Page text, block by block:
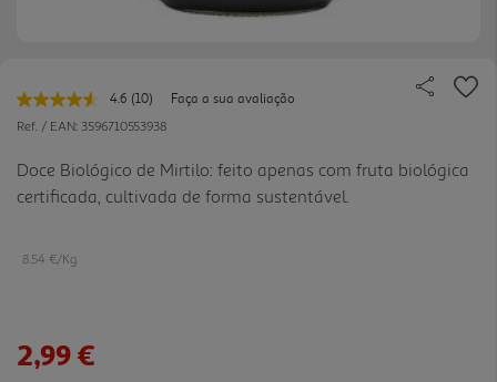
4.6 Leu
10
Link
para
a
(10)
Faça a sua avaliação
Ref. / EAN: 3596710553938
Doce Biológico de Mirtilo: feito apenas com fruta biológica
certificada, cultivada de forma sustentável.
8.54 €/Kg
2,99 €